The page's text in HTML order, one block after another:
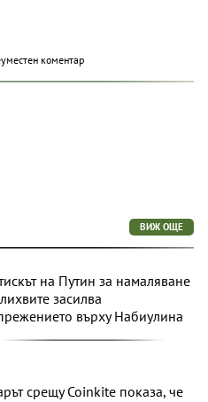
коментар
ВИЖ ОЩЕ
на Путин за намаляване
засилва
върху Набиулина
срещу Coinkite показа, че